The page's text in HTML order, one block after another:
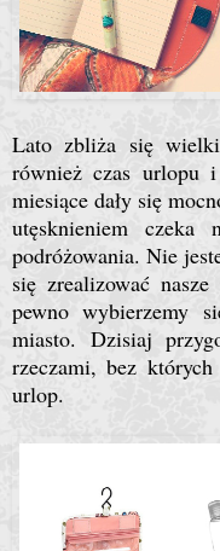
Lato zbliża się
również czas urlopu
miesiące dały się
utęsknieniem
podróżowania. Nie
się zrealizować
pewno wybierzemy
miasto. Dzisiaj
rzeczami, bez
urlop.